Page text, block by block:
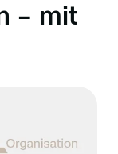
– mit